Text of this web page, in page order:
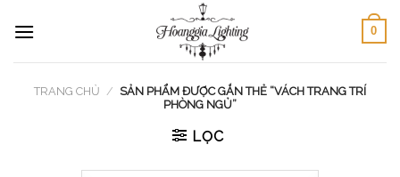
0
TRANG CHỦ / SẢN PHẨM ĐƯỢC GẮN THẺ “VÁCH TRANG TRÍ
PHÒNG NGỦ”
LỌC